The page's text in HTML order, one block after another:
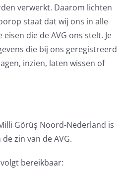
verwerkt. Daarom lichten
staat dat wij ons in alle
die de AVG ons stelt. Je
die bij ons geregistreerd
inzien, laten wissen of
Görüş Noord-Nederland is
zin van de AVG.
bereikbaar: